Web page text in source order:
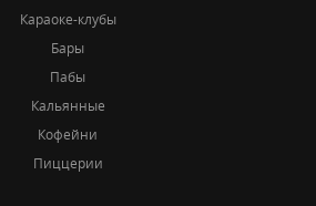
Караоке-клубы
Бары
Пабы
Кальянные
Кофейни
Пиццерии